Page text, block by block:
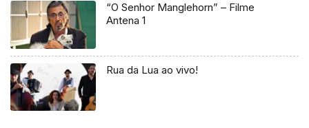
“O Senhor Manglehorn” – Filme
Antena 1
Rua da Lua ao vivo!